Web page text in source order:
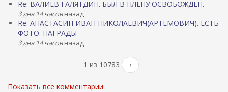
Re: ВАЛИЕВ ГАЛЯТДИН. БЫЛ В ПЛЕНУ.ОСВОБОЖДЕН.
3 дня 14 часовназад
Re: АНАСТАСИН ИВАН НИКОЛАЕВИЧ(АРТЕМОВИЧ). ЕСТЬ
ФОТО. НАГРАДЫ
3 дня 14 часовназад
1 из 10783 ›
Показать все комментарии